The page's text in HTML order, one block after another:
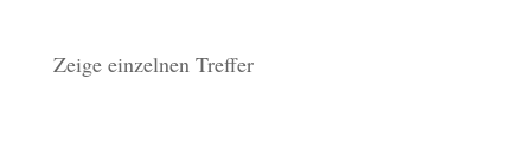
Zeige einzelnen Treffer